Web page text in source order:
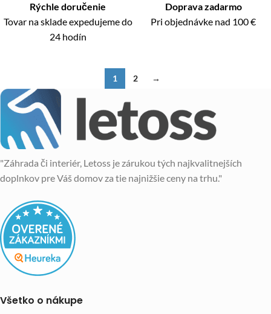
Rýchle doručenie
Tovar na sklade expedujeme do
24 hodín
Doprava zadarmo
Pri objednávke nad 100 €
1 2 →
"Záhrada či interiér, Letoss je zárukou tých najkvalitnejších
doplnkov pre Váš domov za tie najnižšie ceny na trhu."
Všetko o nákupe